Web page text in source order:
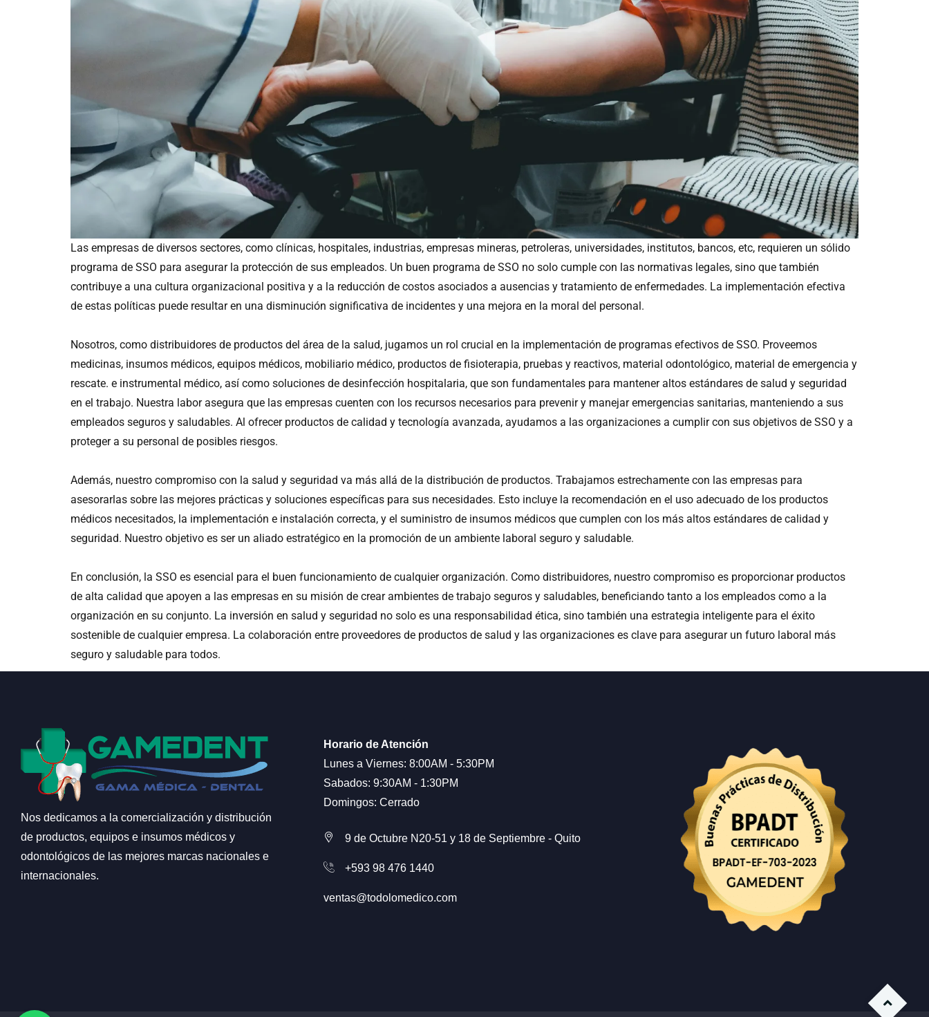
Las empresas de diversos sectores, como clínicas, hospitales, industrias, empresas mineras, petroleras, universidades, institutos, bancos, etc, requieren un sólido
programa de SSO para asegurar la protección de sus empleados. Un buen programa de SSO no solo cumple con las normativas legales, sino que también
contribuye a una cultura organizacional positiva y a la reducción de costos asociados a ausencias y tratamiento de enfermedades. La implementación efectiva
de estas políticas puede resultar en una disminución significativa de incidentes y una mejora en la moral del personal.
Nosotros, como distribuidores de productos del área de la salud, jugamos un rol crucial en la implementación de programas efectivos de SSO. Proveemos
medicinas, insumos médicos, equipos médicos, mobiliario médico, productos de fisioterapia, pruebas y reactivos, material odontológico, material de emergencia y
rescate. e instrumental médico, así como soluciones de desinfección hospitalaria, que son fundamentales para mantener altos estándares de salud y seguridad
en el trabajo. Nuestra labor asegura que las empresas cuenten con los recursos necesarios para prevenir y manejar emergencias sanitarias, manteniendo a sus
empleados seguros y saludables. Al ofrecer productos de calidad y tecnología avanzada, ayudamos a las organizaciones a cumplir con sus objetivos de SSO y a
proteger a su personal de posibles riesgos.
Además, nuestro compromiso con la salud y seguridad va más allá de la distribución de productos. Trabajamos estrechamente con las empresas para
asesorarlas sobre las mejores prácticas y soluciones específicas para sus necesidades. Esto incluye la recomendación en el uso adecuado de los productos
médicos necesitados, la implementación e instalación correcta, y el suministro de insumos médicos que cumplen con los más altos estándares de calidad y
seguridad. Nuestro objetivo es ser un aliado estratégico en la promoción de un ambiente laboral seguro y saludable.
En conclusión, la SSO es esencial para el buen funcionamiento de cualquier organización. Como distribuidores, nuestro compromiso es proporcionar productos
de alta calidad que apoyen a las empresas en su misión de crear ambientes de trabajo seguros y saludables, beneficiando tanto a los empleados como a la
organización en su conjunto. La inversión en salud y seguridad no solo es una responsabilidad ética, sino también una estrategia inteligente para el éxito
sostenible de cualquier empresa. La colaboración entre proveedores de productos de salud y las organizaciones es clave para asegurar un futuro laboral más
seguro y saludable para todos.
Nos dedicamos a la comercialización y distribución
de productos, equipos e insumos médicos y
odontológicos de las mejores marcas nacionales e
internacionales.
Horario de Atención
Lunes a Viernes: 8:00AM - 5:30PM
Sabados: 9:30AM - 1:30PM
Domingos: Cerrado
9 de Octubre N20-51 y 18 de Septiembre - Quito
+593 98 476 1440
ventas@todolomedico.com